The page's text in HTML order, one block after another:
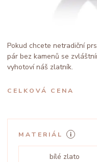
Pokud chcete netradiční
pár bez kamenů se
vyhotoví náš zlatník.
CELKOVÁ CENA
MATERIÁL
bílé zlato